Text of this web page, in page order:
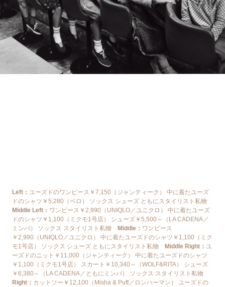
Left： ユーズドのワンピース￥7,150（ジャンティーク） 中に着たユーズ
ドのシャツ￥5,280（ベロ） ソックス シューズ ともにスタイリスト私物
Middle Left： ワンピース￥2,990（UNIQLO／ユニクロ） 中に着たユーズ
ドのシャツ￥1,100（ミクモ1号店） シューズ￥5,500～（LA CADENA／
ミンバ） ソックス スタイリスト私物
Middle： ワンピース
￥2,990（UNIQLO／ユニクロ） 中に着たユーズドのシャツ￥1,100（ミク
モ1号店） ソックス シューズ ともにスタイリスト私物
Middle Right： ユ
ーズドのニット￥11,000（ジャンティーク） 中に着たユーズドのシャツ
￥1,100（ミクモ1号店） スカート￥10,340～（WOLF&RITA） シューズ
￥6,380～（LA CADENA／ともにミンバ） ソックス スタイリスト私物
Right： カットソー￥12,100（Misha & Puff／ロンハーマン） ユーズドの